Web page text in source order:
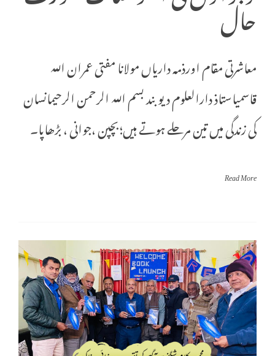
حال
معاشرتی مقام اورذمہ داریاں مولانا مفتی عمران اللہ
قاسمیاستاذ دارالعلوم دیوبند بسم اللہ الرحمن الرحیمانسان
کی زندگی میں تین مرحلے ہوتے ہیں؛بچپن ،جوانی ، بڑھاپا۔
Read More